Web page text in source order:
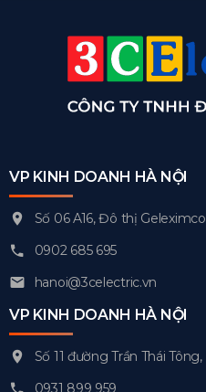
VP KINH DOANH HÀ NỘI
Số 06 A16, Đô thị
0902 685 695
hanoi@3celectric.vn
VP KINH DOANH HÀ NỘI
Số 11 đường Trần Thái
0931 899 959